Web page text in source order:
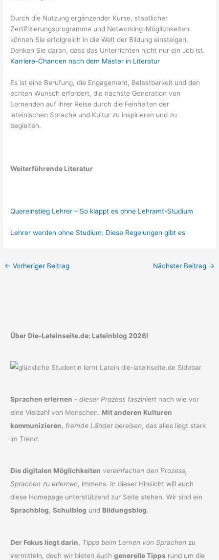
Durch die Nutzung ergänzender Kurse, staatlicher
Zertifizierungsprogramme und Networking-Möglichkeiten
können Sie erfolgreich in die Welt der Bildung einsteigen.
Denken Sie daran, dass das Unterrichten nicht nur ein Job ist.
Karriere-Chancen nach dem Master in Literatur
Es ist eine Berufung, die Engagement, Belastbarkeit und den
echten Wunsch erfordert, die nächste Generation von
Lernenden auf ihrer Reise durch die Feinheiten der
lateinischen Sprache und Kultur zu inspirieren und zu
begleiten.
Weiterführende Literatur
Quereinstieg Lehrer – So klappt es ohne Lehramt-Studium
Lehrer werden ohne Studium: Diese Regelungen gibt es
← Vorheriger Beitrag Nächster Beitrag →
Über Die-Lateinseite.de: Lateinblog 2026!
Sprachen erlernen -dieser Prozess fasziniert nach wie vor
eine Vielzahl von Menschen. Mit anderen Kulturen
kommunizieren, fremde Länder bereisen, das alles liegt stark
im Trend.
Die digitalen Möglichkeiten vereinfachen den Prozess,
Sprachen zu erlernen, immens. In dieser Hinsicht will auch
diese Homepage unterstützend zur Seite stehen. Wir sind ein
Sprachblog,Schulblog und Bildungsblog.
Der Fokus liegt darin, Tipps beim Lernen von Sprachen zu
vermitteln, doch wir bieten auchgenerelle Tipps rund um die